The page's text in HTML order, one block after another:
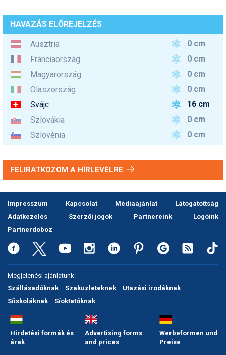
HAVAZÁS ELŐREJELZÉS
Ausztria
0 cm
Franciaország
0 cm
Magyarország
0 cm
Olaszország
0 cm
Svájc
16 cm
Szlovákia
0 cm
Szlovénia
0 cm
FELIRATKOZOM A HÍRLEVÉLRE
Impresszum Kapcsolat Médiaajánlat
Látogatottság
Adatkezelés
Szerzői jogok Partnereink
Logóink
Partnerdoboz
Megjelenési ajánlatunk:
Szállásadóknak
Szaküzleteknek
Utazási irodáknak
Síiskoláknak
Síoktatóknak
Hirdetési formák és
árak
Advertising forms
and prices
Werbeformen und
Preise